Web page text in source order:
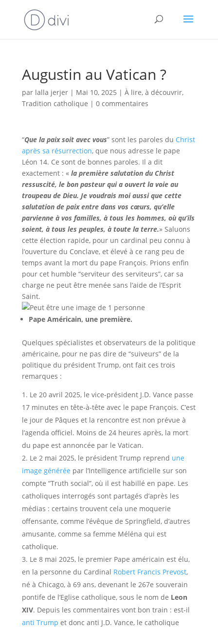
Augustin au Vatican ?
par lalla jerjer| Mai 10, 2025 | À lire, à découvrir,
Tradition catholique | 0 commentaires
“Que la paix soit avec vous” sont les paroles du Christ
après sa résurrection, que nous adresse le pape
Léon 14. Ce sont de bonnes paroles. Il a dit
exactement : « la première salutation du Christ
ressuscité, le bon pasteur qui a ouvert la voie au
troupeau de Dieu. Je voudrais moi aussi que cette
salutation de paix entre dans vos cœurs, qu’elle
parvienne à vos familles, à tous les hommes, où qu’ils
soient, à tous les peuples, à toute la terre.» Saluons
cette élection rapide, pour un cardinal peu connu à
l’ouverture du Conclave, et élevé à ce rang peu de
temps avant la mort du pape François. Prions enfin
pour cet humble “serviteur des serviteurs”, car sa
charge ne peut être menée sans l’aide de l’Esprit
Saint.
Pape Américain, une première.
Quelques spécialistes et observateurs de la politique
américaine, pour ne pas dire de “suiveurs” de la
politique du président Trump, ont fait ces trois
remarques :
Le 20 avril 2025, le vice-président J.D. Vance passe
17 minutes en tête-à-tête avec le pape François. C’est
le jour de Pâques et la rencontre est non prévue à
l’agenda officiel. Moins de 24 heures après, la mort
du pape est annoncée par le Vatican.
Le 2 mai 2025, le président Trump reprend une
image générée par l’Intelligence artificielle sur son
compte “Truth social”, où il est habillé en pape. Les
catholiques interrogés sont partagés d’après les
médias : certains trouvent cela une moquerie
offensante, comme l’évêque de Springfield, d’autres
amusante, comme sa femme Méléna qui est
catholique.
Le 8 mai 2025, le premier Pape américain est élu,
en la personne du Cardinal Robert Francis Prevost,
né à Chicago, à 69 ans, devenant le 267e souverain
pontife de l’Eglise catholique, sous le nom de Leon
XIV. Depuis les commentaires vont bon train : est-il
anti Trump et donc anti J.D. Vance, le catholique